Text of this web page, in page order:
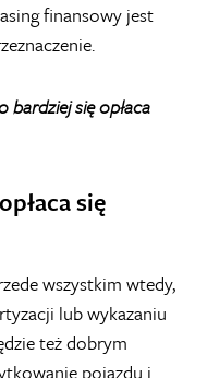
finansowy jest
bardziej się opłaca
się
wszystkim wtedy,
lub wykazaniu
też dobrym
pojazdu i